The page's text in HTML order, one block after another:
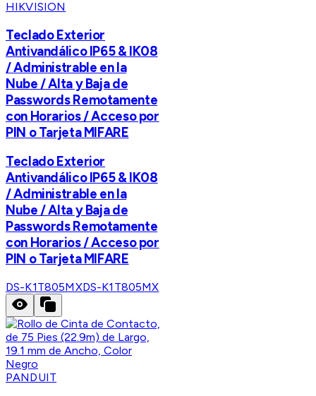
HIKVISION
Teclado Exterior
Antivandálico IP65 & IK08
/ Administrable en la
Nube / Alta y Baja de
Passwords Remotamente
con Horarios / Acceso por
PIN o Tarjeta MIFARE
Teclado Exterior
Antivandálico IP65 & IK08
/ Administrable en la
Nube / Alta y Baja de
Passwords Remotamente
con Horarios / Acceso por
PIN o Tarjeta MIFARE
DS-K1T805MXDS-K1T805MX
PANDUIT